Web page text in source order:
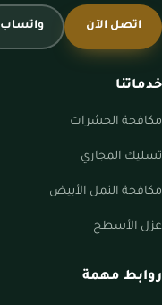
اتصل الآن واتساب
خدماتنا
مكافحة الحشرات
تسليك المجاري
مكافحة النمل الأبيض
عزل الأسطح
روابط مهمة